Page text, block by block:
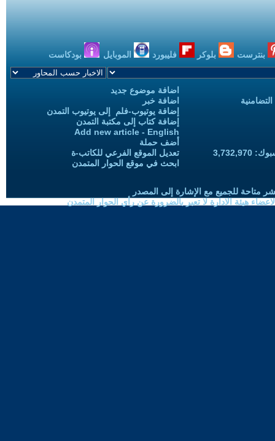
بنترست بلوكر فليبورد الموبايل بودكاست
اضافة موضوع جديد
اضافة خبر
إضافة يوتيوب-فلم إلى يوتيوب التمدن
إضافة كتاب إلى مكتبة التمدن
Add new article - English
أضف حملة
تعديل الموقع الفرعي للكاتب-ة
ابحث في موقع الحوار المتمدن
متاحة للجميع مع الإشارة إلى المصدر
هيئة الادارة لا تعبر بالضرورة عن رأي الحوار المتمدن